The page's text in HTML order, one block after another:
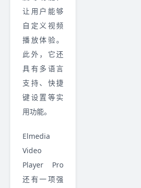
让用户能够
自定义视频
播放体验。
此外，它还
具有多语言
支持、快捷
键设置等实
用功能。
Elmedia
Video
Player Pro
还有一项强